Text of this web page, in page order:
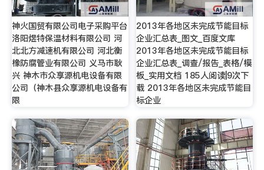
神火国贸有限公司电子采购平台
洛阳煜特保温材料有限公司 河
北北方减速机有限公司 河北衡
橡防腐管业有限公司 义马市耿
兴 神木市众享源机电设备有限
公司（神木县众享源机电设备有
限
2013年各地区未完成节能目标
企业汇总表_图文_百度文库
2013年各地区未完成节能目标
企业汇总表_调查/报告_表格/模
板_实用文档 185人阅读|9次下
载 2013年各地区未完成节能目
标企业